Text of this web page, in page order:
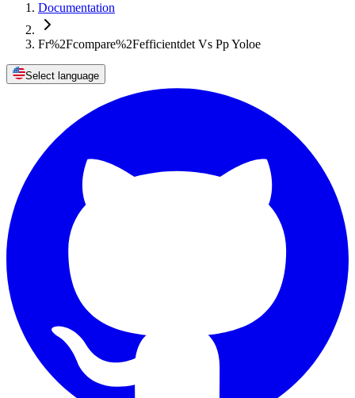
Documentation
Fr%2Fcompare%2Fefficientdet Vs Pp Yoloe
Select language